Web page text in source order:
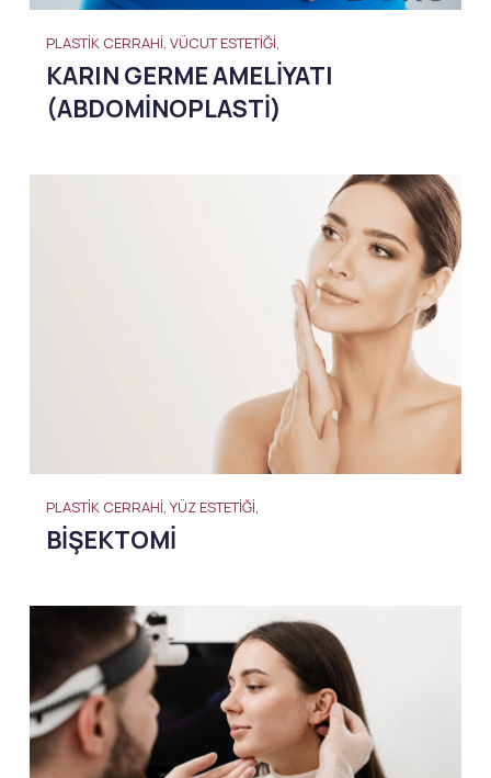
PLASTIK CERRAHI, VÜCUT ESTETIĞI,
KARIN GERME AMELIYATI
(ABDOMINOPLASTI)
PLASTIK CERRAHI, YÜZ ESTETIĞI,
BIŞEKTOMI